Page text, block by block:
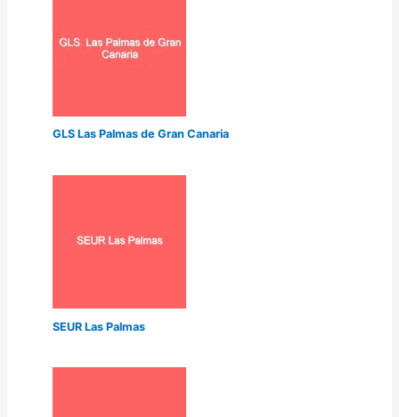
GLS Las Palmas de Gran Canaria
SEUR Las Palmas